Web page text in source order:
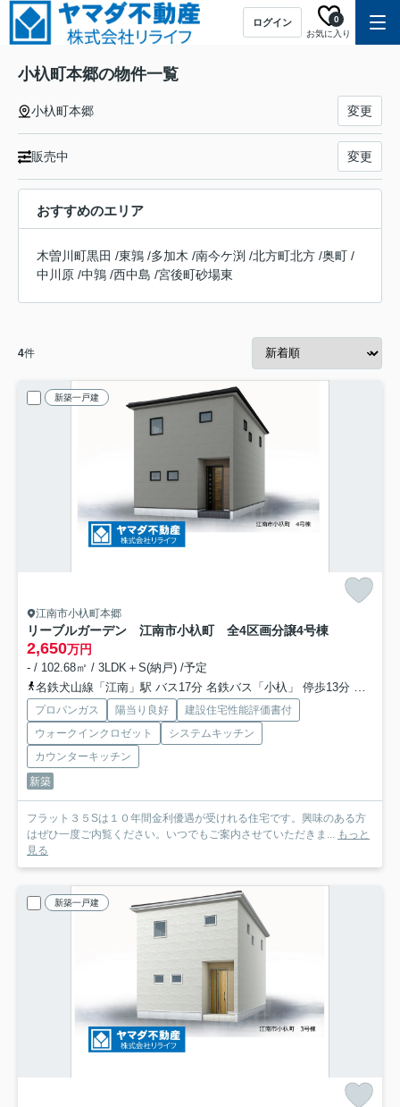
ログイン
お気に入り
0
小杁町本郷の物件一覧
小杁町本郷 変更
販売中 変更
おすすめのエリア
木曽川町黒田 /東鶉 /多加木 /南今ケ渕 /北方町北方 /奥町 /
中川原 /中鶉 /西中島 /宮後町砂場東
4件
新築一戸建
江南市小杁町本郷
リーブルガーデン 江南市小杁町 全4区画分譲4号棟
2,650万円
- / 102.68㎡ / 3LDK＋S(納戸) /予定
名鉄犬山線「江南」駅 バス17分 名鉄バス「小杁」 停歩13分
名鉄
プロパンガス 陽当り良好
建設住宅性能評価書付
ウォークインクロゼット
システムキッチン
カウンターキッチン
新築
フラット３５Sは１０年間金利優遇が受けれる住宅です。興味のある方
はぜひ一度ご内覧ください。いつでもご案内させていただきま... もっと
見る
新築一戸建